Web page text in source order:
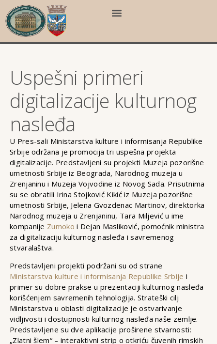
Uspešni primeri
digitalizacije kulturnog
nasleđa
U Pres-sali Ministarstva kulture i informisanja Republike
Srbije održana je promocija tri uspešna projekta
digitalizacije. Predstavljeni su projekti Muzeja pozorišne
umetnosti Srbije iz Beograda, Narodnog muzeja u
Zrenjaninu i Muzeja Vojvodine iz Novog Sada. Prisutnima
su se obratili Irina Stojković Kikić iz Muzeja pozorišne
umetnosti Srbije, Jelena Gvozdenac Martinov, direktorka
Narodnog muzeja u Zrenjaninu, Tara Miljević u ime
kompanije Zumokoi Dejan Masliković, pomoćnik ministra
za digitalizaciju kulturnog nasleđa i savremenog
stvaralaštva.
Predstavljeni projekti podržani su od strane
Ministarstva kulture i informisanja Republike Srbije i
primer su dobre prakse u prezentaciji kulturnog nasleđa
korišćenjem savremenih tehnologija. Strateški cilj
Ministarstva u oblasti digitalizacije je ostvarivanje
vidljivosti i dostupnosti kulturnog nasleđa naše zemlje.
Predstavljene su dve aplikacije proširene stvarnosti:
„Zlatni šlem“ – interaktivni strip o otkriću čuvenih rimskih